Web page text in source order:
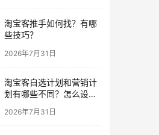
淘宝客推手如何找？有哪
些技巧？
2026年7月31日
淘宝客自选计划和营销计
划有哪些不同？怎么设
2026年7月31日